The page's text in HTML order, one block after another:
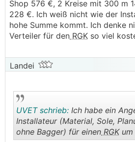
unterschiedlich sein (m³
Shop 576 €, 2 Kreise mit 300 m
228 €. Ich weiß nicht wie der
hohe Summe kommt. Ich denke
Verteiler für den RGK so viel
Landei
UVET schrieb: Ich habe ein
Installateur (Material, Sole,
ohne Bagger) für einen RGKum